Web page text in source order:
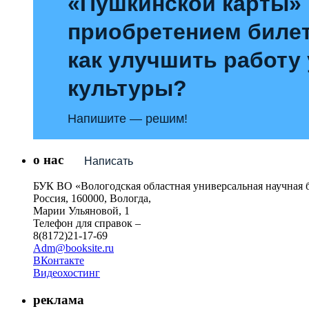
приобретением
как улучшить
культуры?
Напишите — решим!
Написать
о нас
БУК ВО «Вологодская областная универсальная научная
Россия, 160000, Вологда,
Марии Ульяновой, 1
Телефон для справок –
8(8172)21-17-69
Adm@booksite.ru
ВКонтакте
Видеохостинг
реклама